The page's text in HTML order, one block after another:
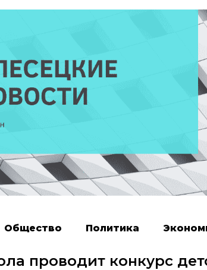
Общество Политика
проводит конкурс